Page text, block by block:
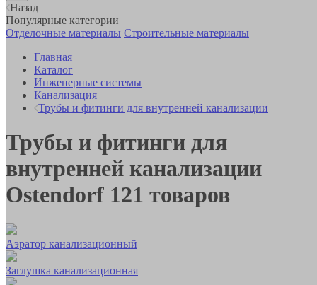
Назад
Популярные категории
Отделочные материалы Строительные материалы
Главная
Каталог
Инженерные системы
Канализация
Трубы и фитинги для внутренней канализации
Трубы и фитинги для
внутренней канализации
Ostendorf 121 товаров
Аэратор канализационный
Заглушка канализационная